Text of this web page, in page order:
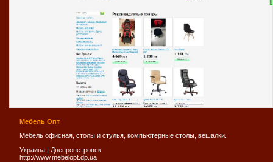
Мебель Опт
Мебель офисная, столы и стулья, компьютерные столы, вешалки.
Украина
Днепропетровск
http://www.mebelopt.dp.ua